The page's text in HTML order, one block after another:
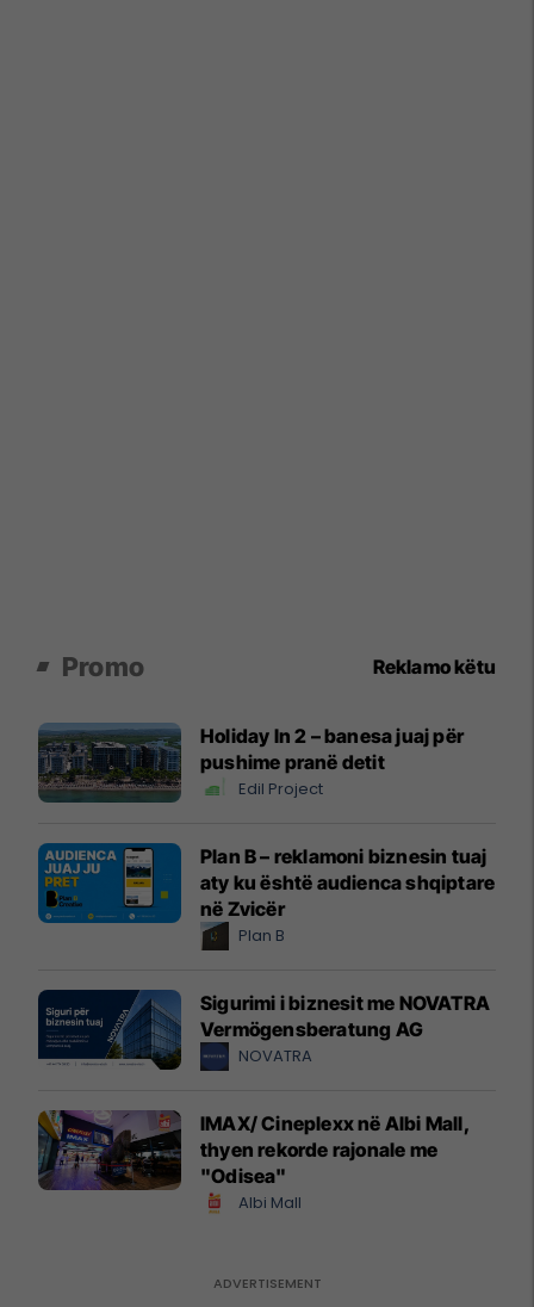
Promo Reklamo këtu
Holiday In 2 – banesa juaj për
pushime pranë detit
Edil Project
Plan B – reklamoni biznesin tuaj
aty ku është audienca shqiptare
në Zvicër
Plan B
Sigurimi i biznesit me NOVATRA
Vermögensberatung AG
NOVATRA
IMAX/ Cineplexx në Albi Mall,
thyen rekorde rajonale me
"Odisea"
Albi Mall